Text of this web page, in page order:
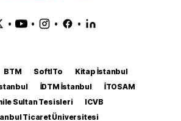
• • • •
BTM SoftITo
Kitap İstanbul
İDTM İstanbul
İTOSAM
Sultan Tesisleri
ICVB
Ticaret Üniversitesi